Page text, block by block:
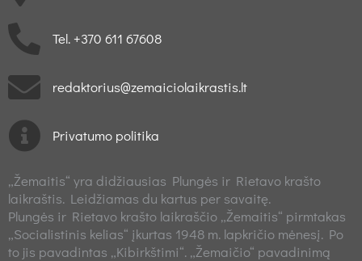
Tel. +370 611 67608
redaktorius@zemaiciolaikrastis.lt
Privatumo politika
„Žemaitis“ yra didžiausias Plungės ir Rietavo krašto
laikraštis. Leidžiamas du kartus per savaitę.
Plungės ir Rietavo krašto laikraščio „Žemaitis“ pirmtakas
„Socialistinis kelias“ įkurtas 1948 m. lapkričio mėnesį. Po
to jis pavadintas „Kibirkštimi“. „Žemaičio“ pavadinimą